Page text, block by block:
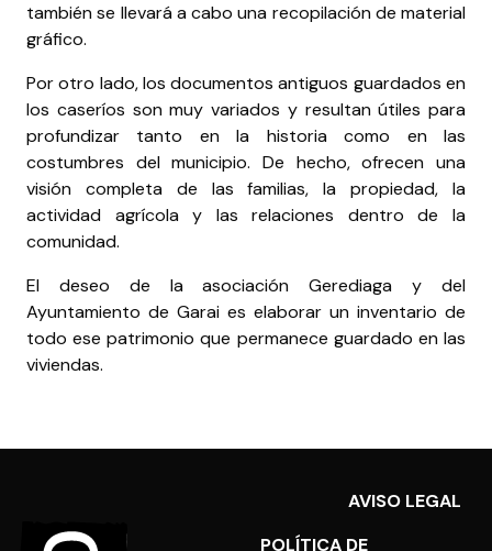
también se llevará a cabo una recopilación de material
gráfico.
Por otro lado, los documentos antiguos guardados en
los caseríos son muy variados y resultan útiles para
profundizar tanto en la historia como en las
costumbres del municipio. De hecho, ofrecen una
visión completa de las familias, la propiedad, la
actividad agrícola y las relaciones dentro de la
comunidad.
El deseo de la asociación Gerediaga y del
Ayuntamiento de Garai es elaborar un inventario de
todo ese patrimonio que permanece guardado en las
viviendas.
AVISO LEGAL
POLÍTICA DE